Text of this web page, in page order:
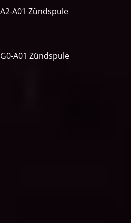
A01 Zündspule
A01 Zündspule